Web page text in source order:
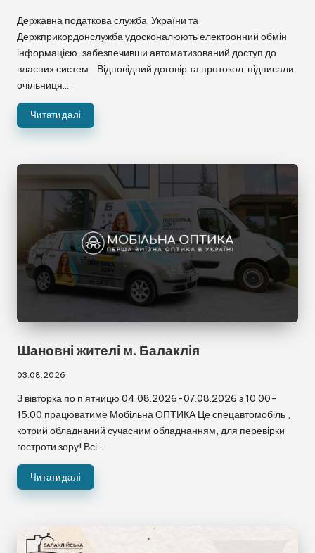
Державна податкова служба України та
Держприкордонслужба удосконалюють електронний обмін
інформацією, забезпечивши автоматизований доступ до
власних систем. Відповідний договір та протокол підписали
очільниця…
Читати далі
Шановні жителі м. Балаклія
03.08.2026
З вівторка по пʼятницю 04.08.2026-07.08.2026 з 10.00-
15.00 працюватиме Мобільна ОПТИКА Це спецавтомобіль ,
котрий обладнаний сучасним обладнанням, для перевірки
гостроти зору! Всі…
Читати далі